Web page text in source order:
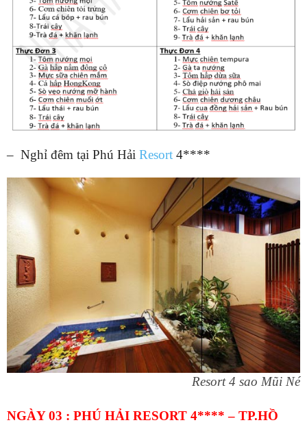
– Nghỉ đêm tại Phú Hải Resort 4****
Resort 4 sao Mũi Né
NGÀY 03 : PHÚ HẢI RESORT 4**** – TP.HỒ